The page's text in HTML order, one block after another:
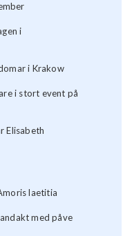
i
i Krakow
i stort event på
Elisabeth
laetitia
med påve